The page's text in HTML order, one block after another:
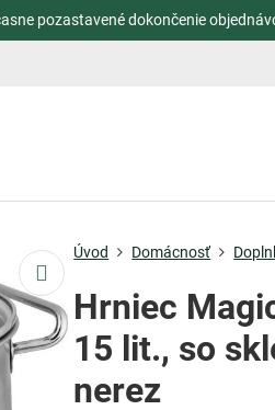
pozastavené dokončenie
Úvod Domácnosť
Hrniec
15 lit., so
nerez